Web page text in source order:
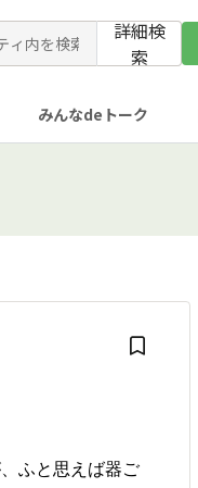
詳細検
索
みんなdeトーク
ふと思えば器ご